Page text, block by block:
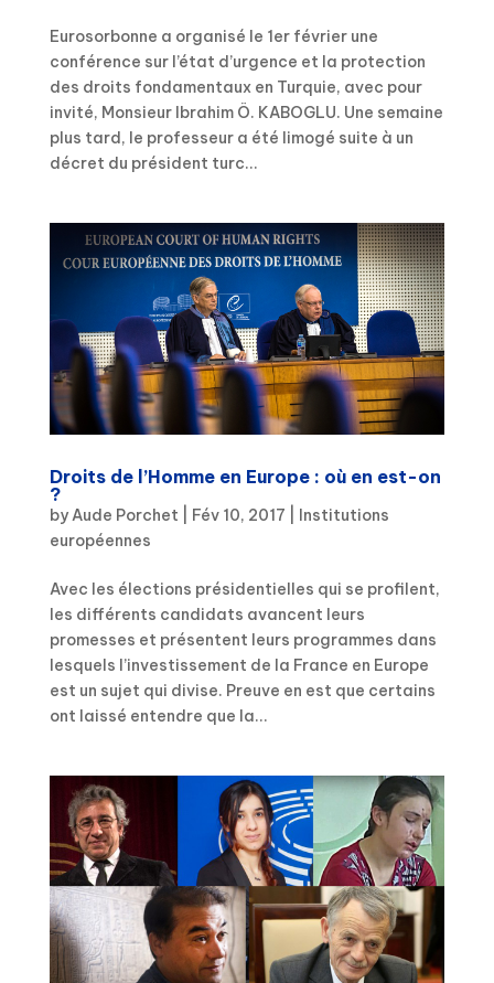
Eurosorbonne a organisé le 1er février une
conférence sur l’état d’urgence et la protection
des droits fondamentaux en Turquie, avec pour
invité, Monsieur Ibrahim Ö. KABOGLU. Une semaine
plus tard, le professeur a été limogé suite à un
décret du président turc...
Droits de l’Homme en Europe : où en est-on
?
byAude Porchet Fév 10, 2017
Institutions
européennes
Avec les élections présidentielles qui se profilent,
les différents candidats avancent leurs
promesses et présentent leurs programmes dans
lesquels l’investissement de la France en Europe
est un sujet qui divise. Preuve en est que certains
ont laissé entendre que la...